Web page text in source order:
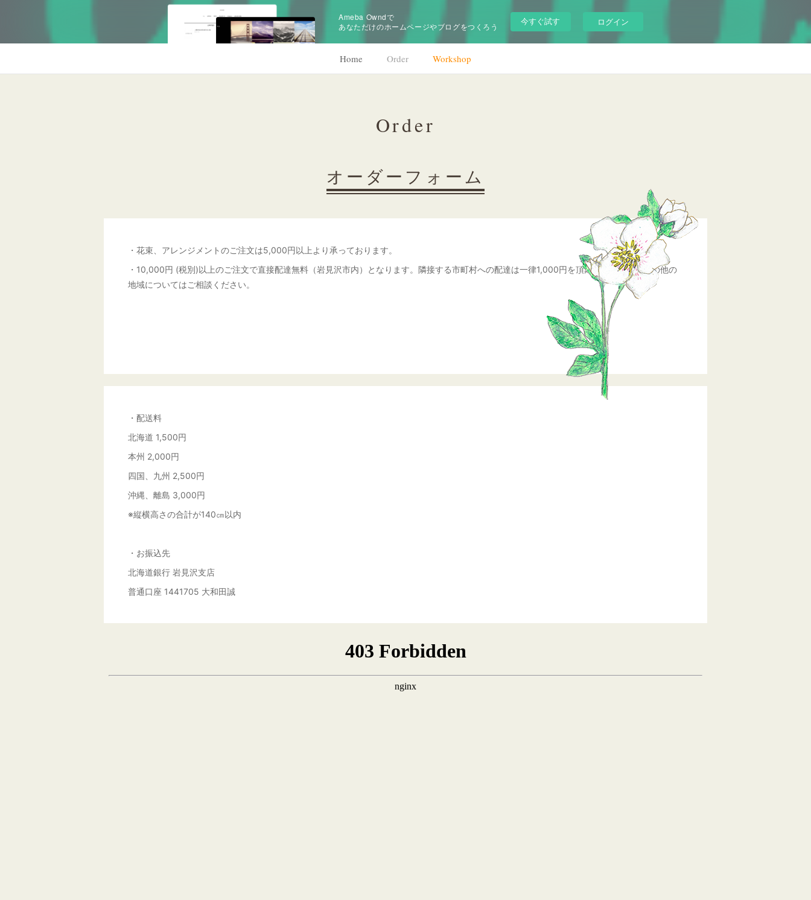
Ameba Owndで
あなただけのホームページやブログをつくろう
今すぐ試す ログイン
Home Order Workshop
Order
オーダーフォーム
・花束、アレンジメントのご注文は5,000円以上より承っております。
・10,000円 (税別)以上のご注文で直接配達無料（岩見沢市内）となります。隣接する市町村への配達は一律1,000円を頂戴いたします。その他の
地域についてはご相談ください。
・配送料
北海道 1,500円
本州 2,000円
四国、九州 2,500円
沖縄、離島 3,000円
※縦横高さの合計が140㎝以内
・お振込先
北海道銀行 岩見沢支店
普通口座 1441705 大和田誠